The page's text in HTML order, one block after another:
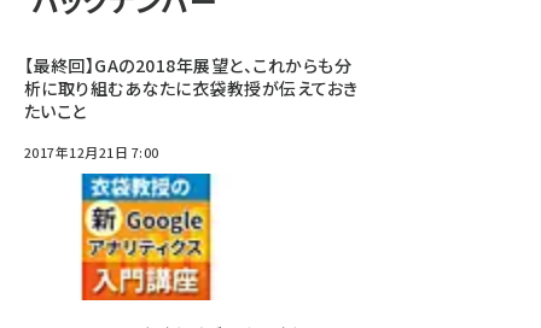
【最終回】GAの2018年展望と、これからも分
析に取り組むあなたに衣袋教授が伝えておき
たいこと
2017年12月21日 7:00